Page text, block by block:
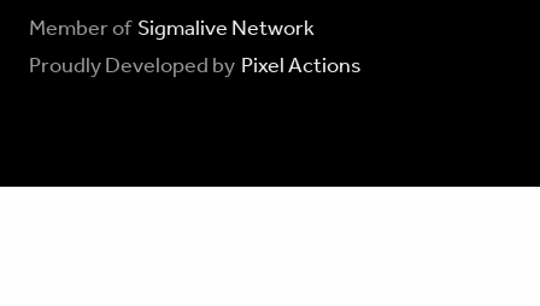
Member of Sigmalive Network
Proudly Developed by Pixel Actions